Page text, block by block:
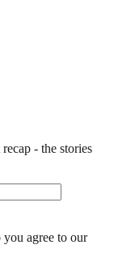
- the stories
agree to our